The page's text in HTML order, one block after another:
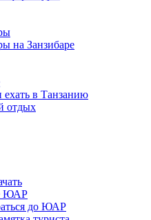
на Занзибаре
ехать в Танзанию
отдых
ЮАР
до ЮАР